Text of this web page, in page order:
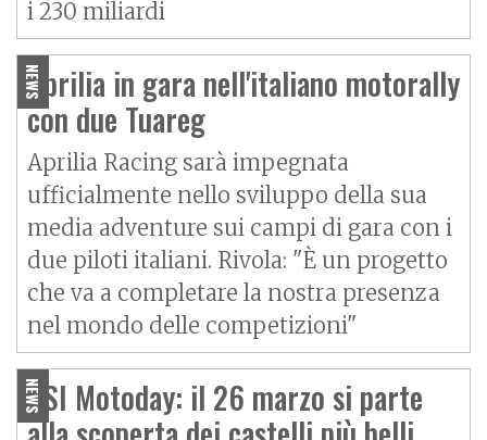
i 230 miliardi
NEWS
Aprilia in gara nell'italiano motorally
con due Tuareg
Aprilia Racing sarà impegnata
ufficialmente nello sviluppo della sua
media adventure sui campi di gara con i
due piloti italiani. Rivola: "È un progetto
che va a completare la nostra presenza
nel mondo delle competizioni"
NEWS
ASI Motoday: il 26 marzo si parte